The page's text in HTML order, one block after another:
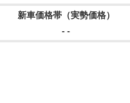
新車価格帯（実勢価格）
- -